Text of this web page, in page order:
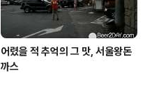
어렸을 적 추억의 그 맛, 서울왕돈
까스